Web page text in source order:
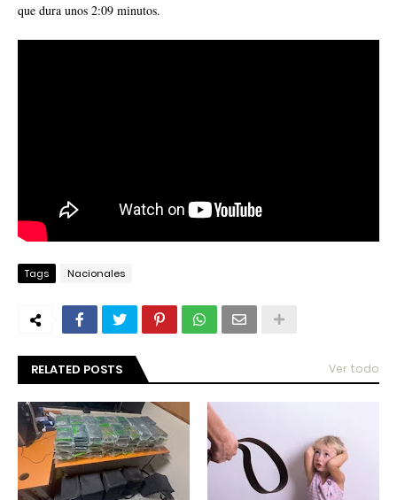
que dura unos 2:09 minutos.
Tags Nacionales
RELATED POSTS Ver todo